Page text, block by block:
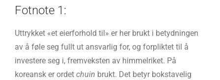
Fotnote 1:
Uttrykket «et eierforhold til» er her brukt i betydningen
av å føle seg fullt ut ansvarlig for, og forpliktet til å
investere seg i, fremveksten av himmelriket. På
koreansk er ordet chuin brukt. Det betyr bokstavelig